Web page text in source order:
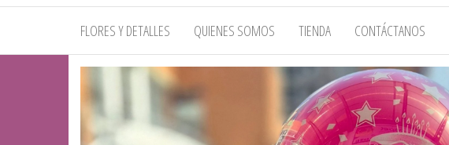
detalles
– Luna
FLORES Y DETALLES QUIENES SOMOS TIENDA CONTÁCTANOS